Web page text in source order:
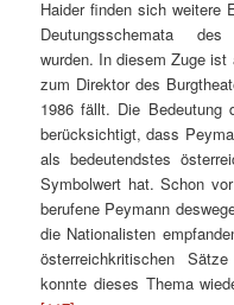
Haider finden sich weitere
Deutungsschemata des
wurden. In diesem Zuge
zum Direktor des
1986 fällt. Die Bedeutung
berücksichtigt, dass
als bedeutendstes
Symbolwert hat. Schon
berufene Peymann
die Nationalisten
österreichkritischen
konnte dieses Thema